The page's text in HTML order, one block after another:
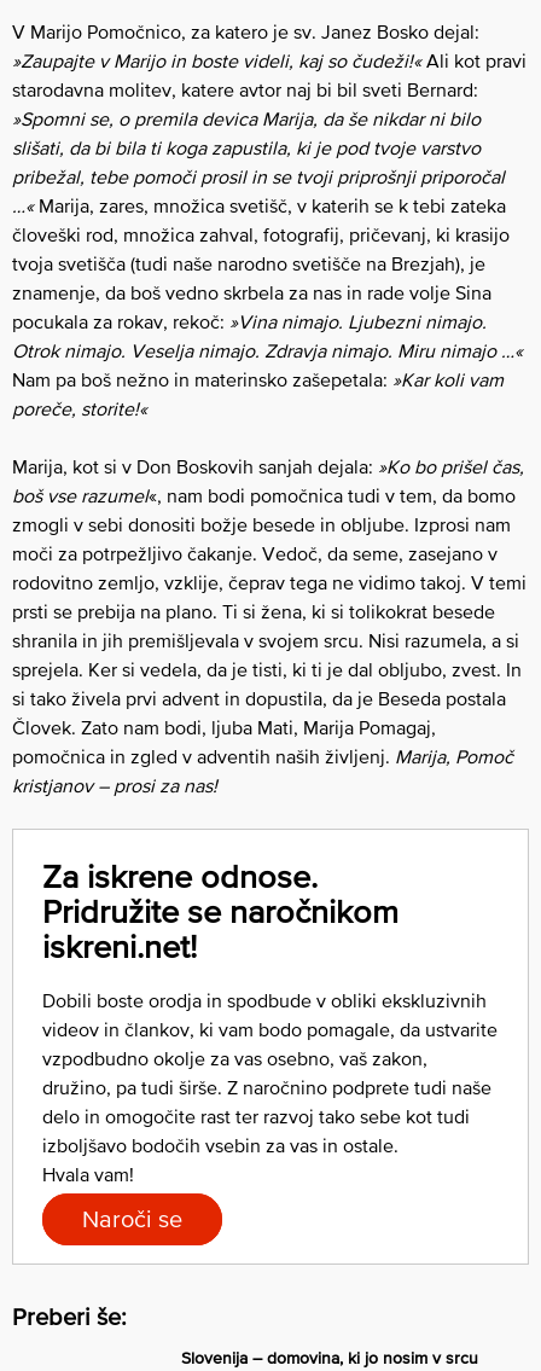
V Marijo Pomočnico, za katero je sv. Janez Bosko dejal:
»Zaupajte v Marijo in boste videli, kaj so čudeži!«Ali kot pravi
starodavna molitev, katere avtor naj bi bil sveti Bernard:
»Spomni se, o premila devica Marija, da še nikdar ni bilo
slišati, da bi bila ti koga zapustila, ki je pod tvoje varstvo
pribežal, tebe pomoči prosil in se tvoji priprošnji priporočal
…«Marija, zares, množica svetišč, v katerih se k tebi zateka
človeški rod, množica zahval, fotografij, pričevanj, ki krasijo
tvoja svetišča (tudi naše narodno svetišče na Brezjah), je
znamenje, da boš vedno skrbela za nas in rade volje Sina
pocukala za rokav, rekoč: »Vina nimajo. Ljubezni nimajo.
Otrok nimajo. Veselja nimajo. Zdravja nimajo. Miru nimajo …«
Nam pa boš nežno in materinsko zašepetala: »Kar koli vam
poreče, storite!«
Marija, kot si v Don Boskovih sanjah dejala: »Ko bo prišel čas,
boš vse razumel«, nam bodi pomočnica tudi v tem, da bomo
zmogli v sebi donositi božje besede in obljube. Izprosi nam
moči za potrpežljivo čakanje. Vedoč, da seme, zasejano v
rodovitno zemljo, vzklije, čeprav tega ne vidimo takoj. V temi
prsti se prebija na plano. Ti si žena, ki si tolikokrat besede
shranila in jih premišljevala v svojem srcu. Nisi razumela, a si
sprejela. Ker si vedela, da je tisti, ki ti je dal obljubo, zvest. In
si tako živela prvi advent in dopustila, da je Beseda postala
Človek. Zato nam bodi, ljuba Mati, Marija Pomagaj,
pomočnica in zgled v adventih naših življenj. Marija, Pomoč
kristjanov – prosi za nas!
Za iskrene odnose.
Pridružite se naročnikom
iskreni.net!
Dobili boste orodja in spodbude v obliki ekskluzivnih
videov in člankov, ki vam bodo pomagale, da ustvarite
vzpodbudno okolje za vas osebno, vaš zakon,
družino, pa tudi širše. Z naročnino podprete tudi naše
delo in omogočite rast ter razvoj tako sebe kot tudi
izboljšavo bodočih vsebin za vas in ostale.
Hvala vam!
Naroči se
Preberi še:
Slovenija – domovina, ki jo nosim v srcu